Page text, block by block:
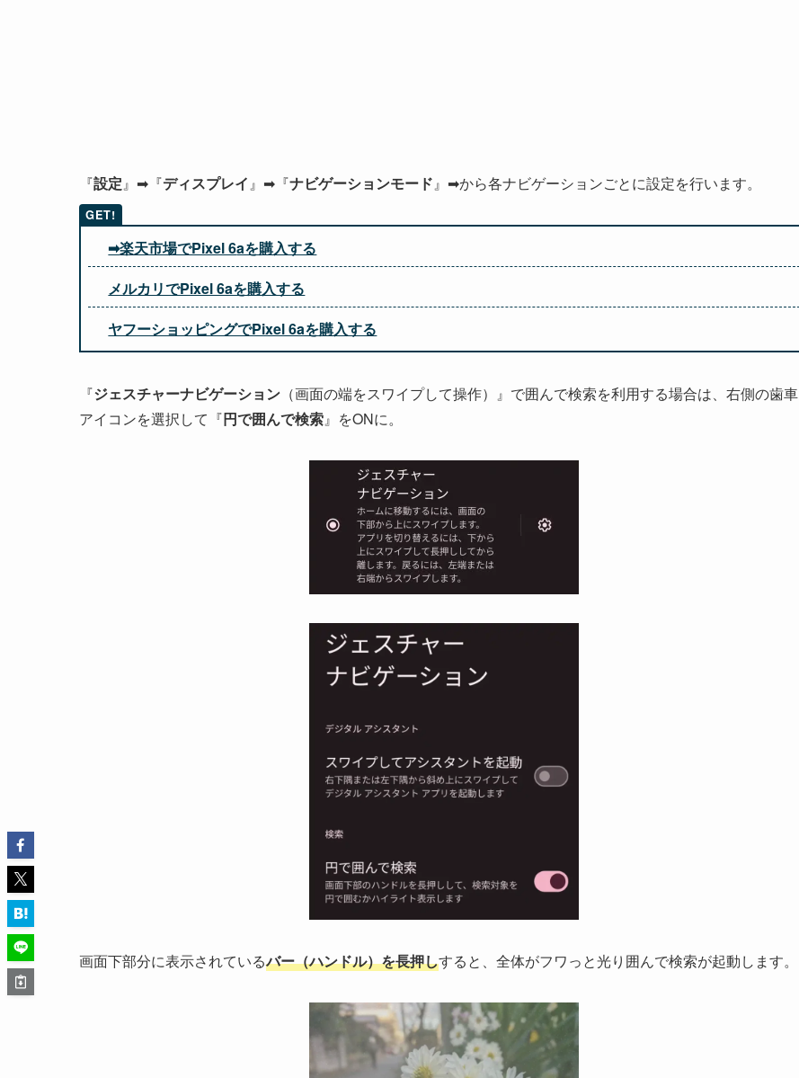
『設定』➡『ディスプレイ』➡『ナビゲーションモード』➡から各ナビゲーションごとに設定を行います。
➡楽天市場でPixel 6aを購入する
メルカリでPixel 6aを購入する
ヤフーショッピングでPixel 6aを購入する
『ジェスチャーナビゲーション （画面の端をスワイプして操作）』で囲んで検索を利用する場合は、右側の歯車
アイコンを選択して『円で囲んで検索』をONに。
画面下部分に表示されているバー（ハンドル）を長押しすると、全体がフワっと光り囲んで検索が起動します。